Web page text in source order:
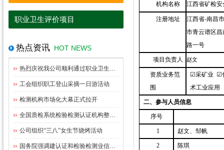
职业卫生评价项目
热点资讯 HOT NEWS
热烈庆祝我公司顺利通过职业卫生资质扩项评审
工会组织职工登山采摘一日游活动
检测机构市场化大幕正式拉开
全国质检系统检验检测认证机构整合指导意见出台
公司组织“三八”女生节烧烤活动
国务院强调建认证和检验检测业信用体系管理
机构名称 江西省矿检
注册地址 江西省-南昌
市青云谱区
路一号
项目负责人 赵文
资质业务范
围
☑采矿业 ☑
术工业应用
二、参与人员信息
序号
1 赵文、邹帆
2 陈琪